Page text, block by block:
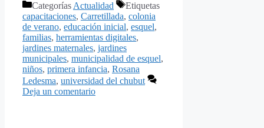
Categorías Actualidad
Etiquetas
capacitaciones, Carretillada, colonia
de verano, educación inicial, esquel,
familias, herramientas digitales,
jardines maternales, jardines
municipales, municipalidad de esquel,
niños, primera infancia, Rosana
Ledesma, universidad del chubut
Deja un comentario